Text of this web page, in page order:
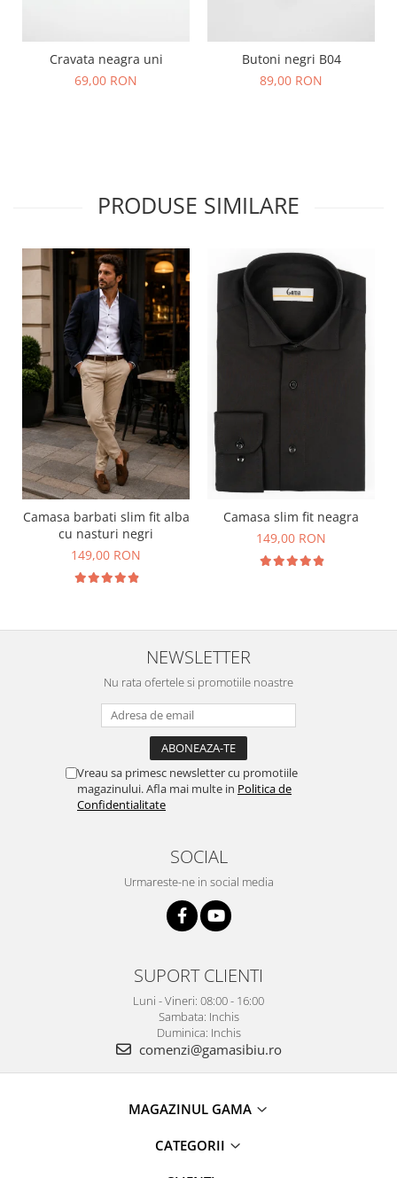
Cravata neagra uni
69,00 RON
Butoni negri B04
89,00 RON
PRODUSE SIMILARE
Camasa barbati slim fit alba
cu nasturi negri
149,00 RON
Camasa slim fit neagra
149,00 RON
NEWSLETTER
Nu rata ofertele si promotiile noastre
Vreau sa primesc newsletter cu promotiile
magazinului. Afla mai multe in Politica de
Confidentialitate
SOCIAL
Urmareste-ne in social media
SUPORT CLIENTI
Luni - Vineri: 08:00 - 16:00
Sambata: Inchis
Duminica: Inchis
comenzi@gamasibiu.ro
MAGAZINUL GAMA
CATEGORII